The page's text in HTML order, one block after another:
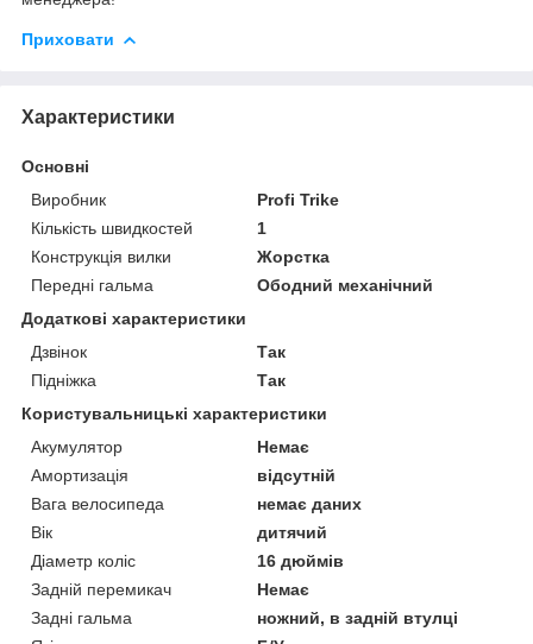
Приховати
Характеристики
Основні
Виробник
Profi Trike
Кількість швидкостей
1
Конструкція вилки
Жорстка
Передні гальма
Ободний механічний
Додаткові характеристики
Дзвінок
Так
Підніжка
Так
Користувальницькі характеристики
Акумулятор
Немає
Амортизація
відсутній
Вага велосипеда
немає даних
Вік
дитячий
Діаметр коліс
16 дюймів
Задній перемикач
Немає
Задні гальма
ножний, в задній втулці